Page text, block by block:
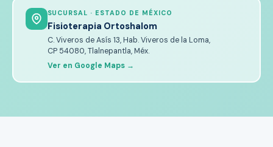
SUCURSAL · ESTADO DE MÉXICO
Fisioterapia Ortoshalom
C. Viveros de Asís 13, Hab. Viveros de la Loma,
CP 54080, Tlalnepantla, Méx.
Ver en Google Maps →